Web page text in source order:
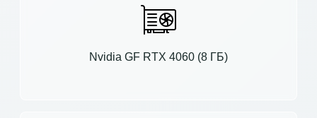
Nvidia GF RTX 4060 (8 ГБ)